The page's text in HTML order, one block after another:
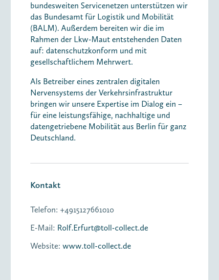
bundesweiten Servicenetzen unterstützen wir
das Bundesamt für Logistik und Mobilität
(BALM). Außerdem bereiten wir die im
Rahmen der Lkw-Maut entstehenden Daten
auf: datenschutzkonform und mit
gesellschaftlichem Mehrwert.
Als Betreiber eines zentralen digitalen
Nervensystems der Verkehrsinfrastruktur
bringen wir unsere Expertise im Dialog ein –
für eine leistungsfähige, nachhaltige und
datengetriebene Mobilität aus Berlin für ganz
Deutschland.
Kontakt
Telefon: +4915127661010
E-Mail: Rolf.Erfurt@toll-collect.de
Website:www.toll-collect.de